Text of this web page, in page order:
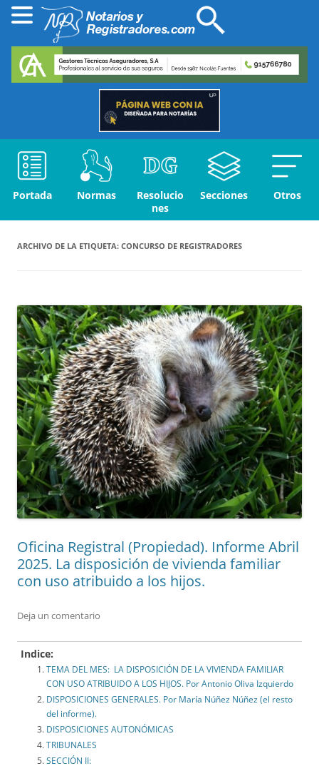
Portada Normas
Resolucio
nes
Secciones Otros
ARCHIVO DE LA ETIQUETA: CONCURSO DE REGISTRADORES
Oficina Registral (Propiedad). Informe Abril
2025. La disposición de vivienda familiar
con uso atribuido a los hijos.
Deja un comentario
Indice:
TEMA DEL MES: LA DISPOSICIÓN DE LA VIVIENDA FAMILIAR
CON USO ATRIBUIDO A LOS HIJOS. Por Antonio Oliva Izquierdo
DISPOSICIONES GENERALES. Por María Núñez Núñez (el resto
del informe).
DISPOSICIONES AUTONÓMICAS
TRIBUNALES
SECCIÓN II: